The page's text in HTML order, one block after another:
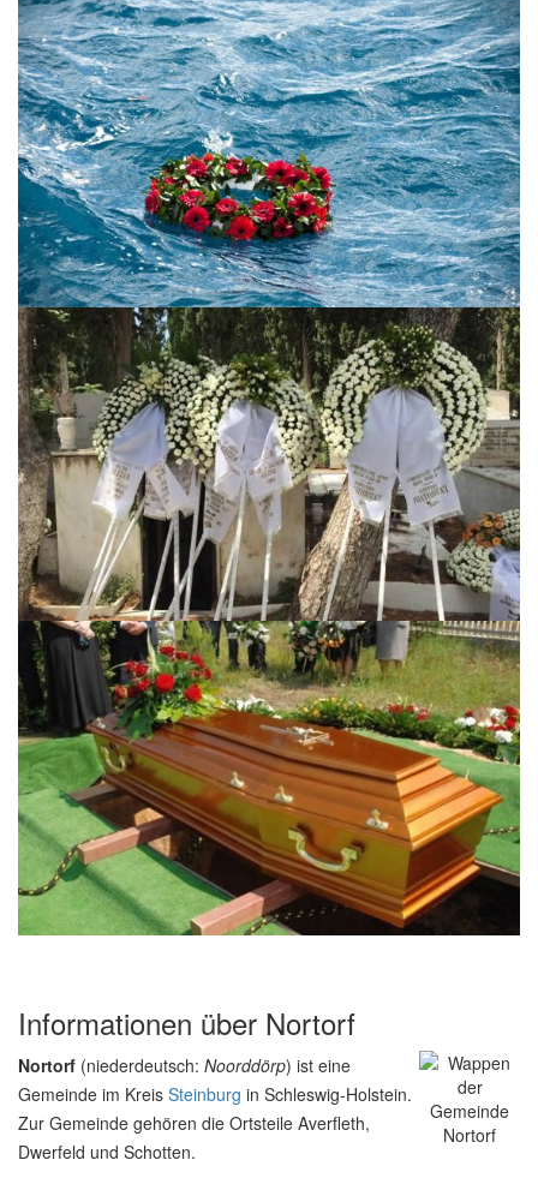
Informationen über Nortorf
Nortorf (niederdeutsch: Noorddörp) ist eine
Gemeinde im Kreis Steinburg in Schleswig-Holstein.
Zur Gemeinde gehören die Ortsteile Averfleth,
Dwerfeld und Schotten.